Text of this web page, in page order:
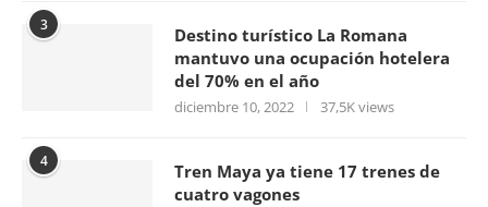
3
Destino turístico La Romana
mantuvo una ocupación hotelera
del 70% en el año
diciembre 10, 2022 37,5K views
4
Tren Maya ya tiene 17 trenes de
cuatro vagones